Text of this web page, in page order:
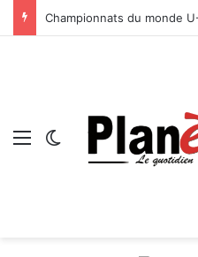
Menu Switch skin